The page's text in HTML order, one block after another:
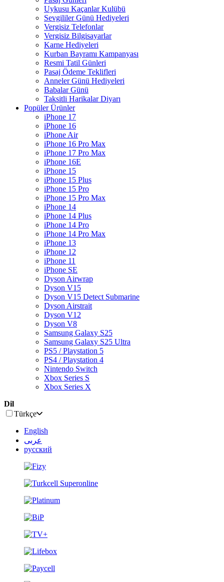
Uykusu Kaçanlar Kulübü
Sevgililer Günü Hediyeleri
Vergisiz Telefonlar
Vergisiz Bilgisayarlar
Karne Hediyeleri
Kurban Bayramı Kampanyası
Resmi Tatil Günleri
Pasaj Ödeme Teklifleri
Anneler Günü Hediyeleri
Babalar Günü
Taksitli Harikalar Diyarı
Popüler Ürünler
iPhone 17
iPhone 16
iPhone Air
iPhone 16 Pro Max
iPhone 17 Pro Max
iPhone 16E
iPhone 15
iPhone 15 Plus
iPhone 15 Pro
iPhone 15 Pro Max
iPhone 14
iPhone 14 Plus
iPhone 14 Pro
iPhone 14 Pro Max
iPhone 13
iPhone 12
iPhone 11
iPhone SE
Dyson Airwrap
Dyson V15
Dyson V15 Detect Submarine
Dyson Airstrait
Dyson V12
Dyson V8
Samsung Galaxy S25
Samsung Galaxy S25 Ultra
PS5 / Playstation 5
PS4 / Playstation 4
Nintendo Switch
Xbox Series S
Xbox Series X
Dil
Türkçe
English
عربى
русский